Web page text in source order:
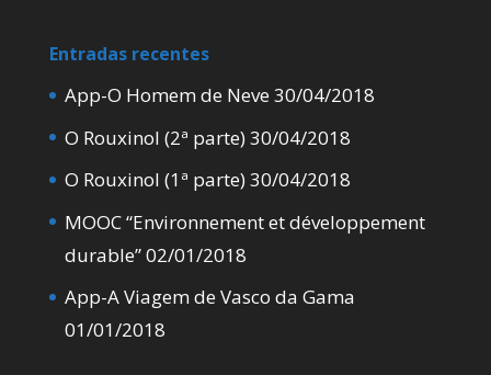
Entradas recentes
App-O Homem de Neve 30/04/2018
O Rouxinol (2ª parte)30/04/2018
O Rouxinol (1ª parte)30/04/2018
MOOC “Environnement et développement
durable”02/01/2018
App-A Viagem de Vasco da Gama
01/01/2018